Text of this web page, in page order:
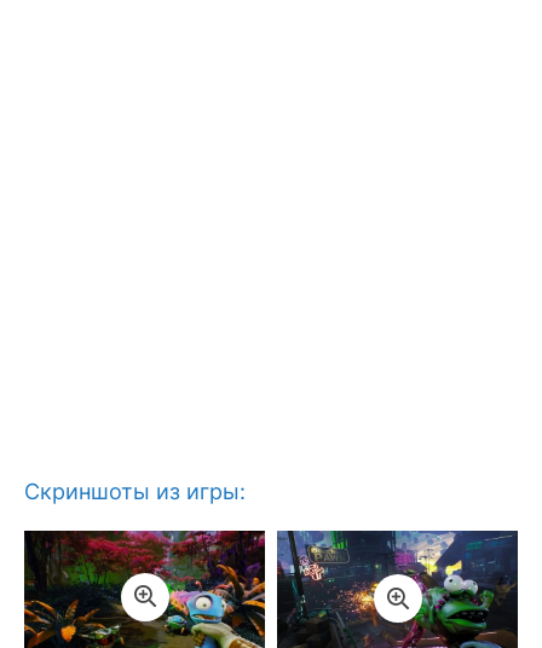
Скриншоты из игры: